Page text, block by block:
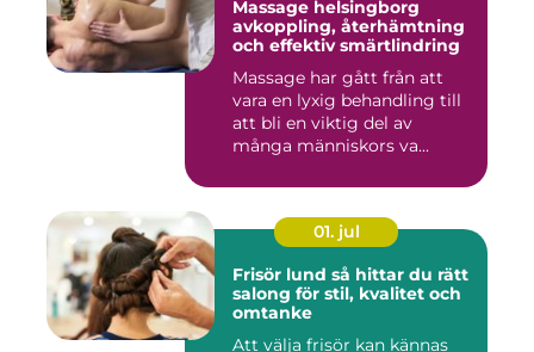
Massage helsingborg
avkoppling, återhämtning
och effektiv smärtlindring
Massage har gått från att
vara en lyxig behandling till
att bli en viktig del av
många människors va...
01. jul
Frisör lund så hittar du rätt
salong för stil, kvalitet och
omtanke
Att välja frisör kan kännas